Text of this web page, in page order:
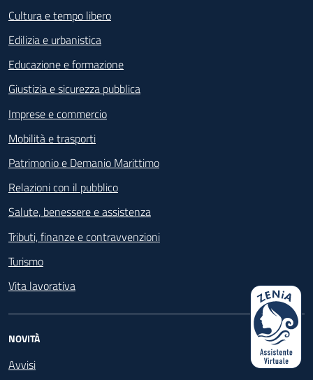
Cultura e tempo libero
Edilizia e urbanistica
Educazione e formazione
Giustizia e sicurezza pubblica
Imprese e commercio
Mobilità e trasporti
Patrimonio e Demanio Marittimo
Relazioni con il pubblico
Salute, benessere e assistenza
Tributi, finanze e contravvenzioni
Turismo
Vita lavorativa
NOVITÀ
Avvisi